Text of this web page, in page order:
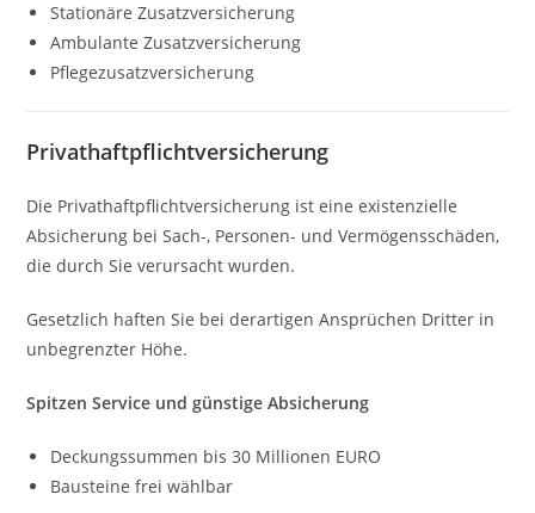
Stationäre Zusatzversicherung
Ambulante Zusatzversicherung
Pflegezusatzversicherung
Privathaftpflichtversicherung
Die Privathaftpflichtversicherung ist eine existenzielle
Absicherung bei Sach-, Personen- und Vermögensschäden,
die durch Sie verursacht wurden.
Gesetzlich haften Sie bei derartigen Ansprüchen Dritter in
unbegrenzter Höhe.
Spitzen Service und günstige Absicherung
Deckungssummen bis 30 Millionen EURO
Bausteine frei wählbar